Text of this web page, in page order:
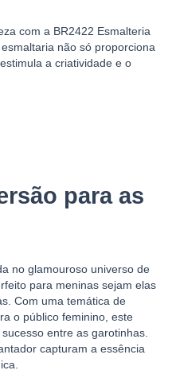
com a BR2422 Esmalteria
não só proporciona
a criatividade e o
para as
no glamouroso universo de
para meninas sejam elas
Com uma temática de
o público feminino, este
entre as garotinhas.
capturam a essência